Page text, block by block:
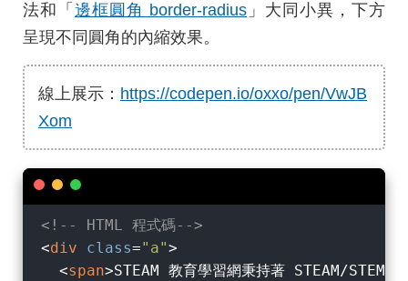
法和「 邊框圓角 border-radius 」大同小異，下方
呈現不同圓角的內縮效果。
線上展示： https://codepen.io/oxxo/pen/VwJB
Xom
<!-- HTML 程式碼-->
<div class="a">
<span>STEAM 教育學習網秉持著 STEAM/STEM